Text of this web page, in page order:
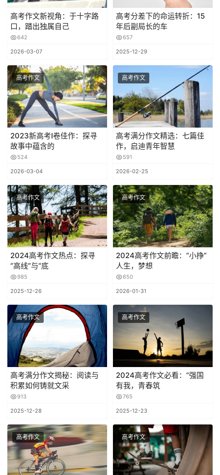
高考作文新视角：于十字路
口，踏出独属自己
642
2026-03-07
高考分差下的命运转折：15
年后副局长的车
657
2025-12-29
高考作文
2023新高考I卷佳作：探寻
故事中蕴含的
524
2026-03-04
高考作文
高考满分作文精选：七篇佳
作，启迪青年智慧
591
2026-02-25
高考作文
2024高考作文热点：探寻
“高线”与“底
985
2025-12-26
高考作文
2024高考作文前瞻：“小挣”
人生，梦想
650
2026-01-31
高考作文
高考满分作文揭秘：阅读与
积累如何铸就文采
913
2025-12-28
高考作文
2024高考作文必看：“强国
有我，青春筑
765
2025-12-23
高考作文 高考作文